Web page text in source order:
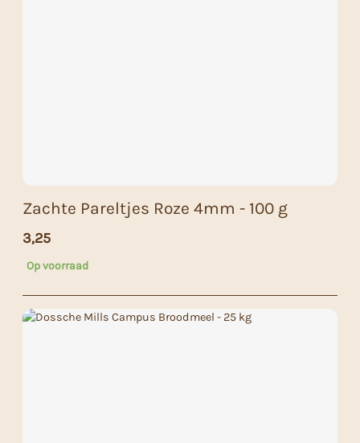
Zachte Pareltjes Roze 4mm - 100 g
3,25
Op voorraad